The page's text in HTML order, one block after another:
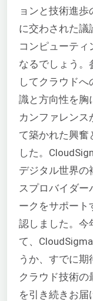
ョンと技術進
に交わされた議
コンピューティ
なるでしょう。
してクラウド
識と方向性を胸
カンファレンス
て築かれた興奮
した。
デジタル世界の
スプロバイダ
ークをサポート
認しました。今
て、
うか、すでに期
クラウド技術の
を引き続きお